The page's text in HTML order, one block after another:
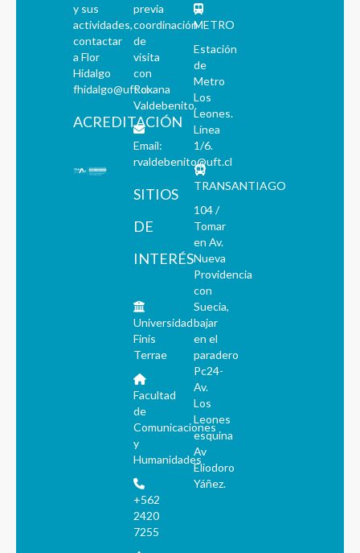
y sus
actividades,
contactar
a Flor
Hidalgo
fhidalgo@uft.cl
ACREDITACIÓN
previa
coordinación
de
visita
con
Roxana
Valdebenito.
Email:
rvaldebenito@uft.cl
SITIOS
DE
INTERÉS
Universidad
Finis
Terrae
Facultad
de
Comunicaciones
y
Humanidades
+562
2420
7255
METRO
Estación
de
Metro
Los
Leones.
Línea
1/6.
TRANSANTIAGO
104 /
Tomar
en Av.
Nueva
Providencia
con
Suecia,
bajar
en el
paradero
Pc24-
Av.
Los
Leones
esquina
Av
Eliodoro
Yáñez.